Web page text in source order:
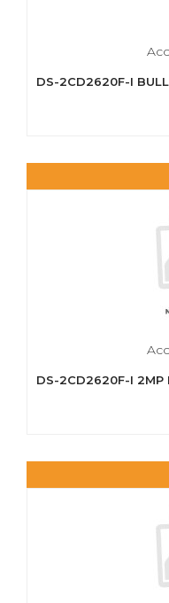
DS-2CD2620F-I
DS-2CD2620F-I 2MP